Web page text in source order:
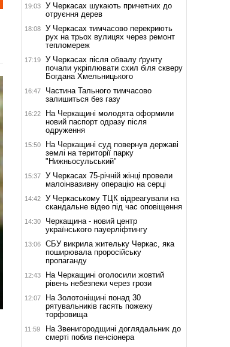
19:03
У Черкасах шукають причетних до
отруєння дерев
18:08
У Черкасах тимчасово перекриють
рух на трьох вулицях через ремонт
тепломереж
17:19
У Черкасах після обвалу ґрунту
почали укріплювати схил біля скверу
Богдана Хмельницького
16:47
Частина Тального тимчасово
залишиться без газу
16:22
На Черкащині молодята оформили
новий паспорт одразу після
одруження
15:50
На Черкащині суд повернув державі
землі на території парку
"Нижньосульський"
15:37
У Черкасах 75-річній жінці провели
малоінвазивну операцію на серці
14:42
У Черкаському ТЦК відреагували на
скандальне відео під час оповіщення
14:30
Черкащина - новий центр
українського пауерліфтингу
13:06
СБУ викрила жительку Черкас, яка
поширювала проросійську
пропаганду
12:43
На Черкащині оголосили жовтий
рівень небезпеки через грози
12:07
На Золотоніщині понад 30
рятувальників гасять пожежу
торфовища
11:59
На Звенигородщині доглядальник до
смерті побив пенсіонера